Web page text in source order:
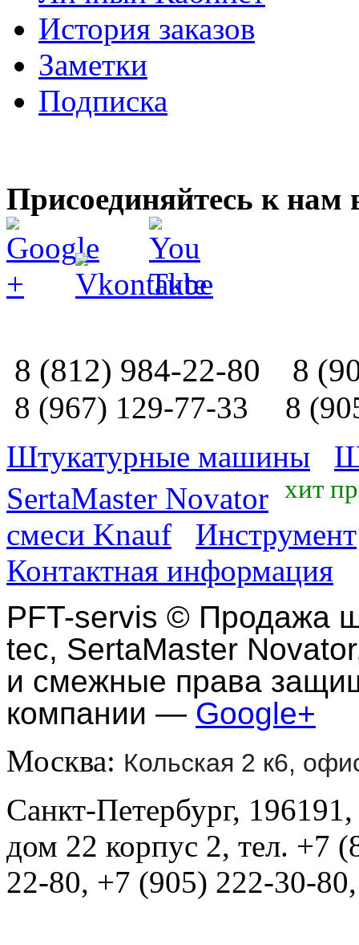
История заказов
Заметки
Подписка
Присоединяйтесь к нам
8 (812) 984-22-80 8
8 (967) 129-77-33
8
Штукатурные машины
SertaMaster Novator хит
смеси Knauf
Инструмент
Контактная информация
PFT-servis © Продажа
tec, SertaMaster
и смежные права
компании — Google+
Москва: Кольская 2 к6,
Санкт-Петербург,
дом 22 корпус 2, тел. +7
22-80, +7 (905) 222-30-